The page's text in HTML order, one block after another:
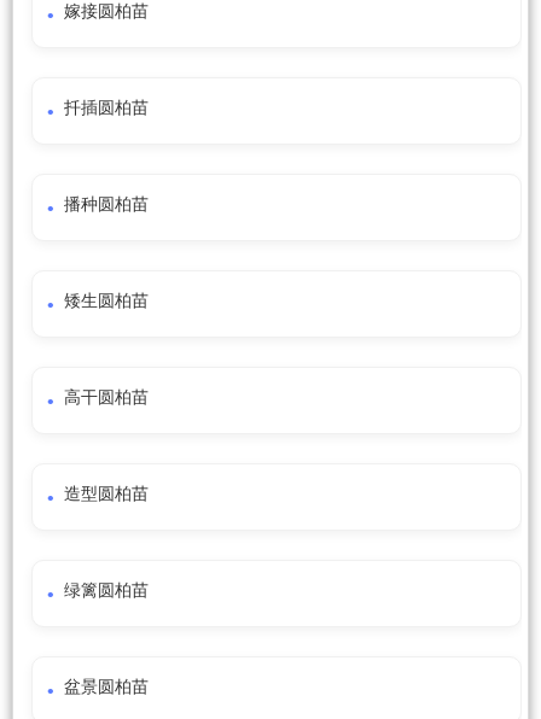
嫁接圆柏苗
扦插圆柏苗
播种圆柏苗
矮生圆柏苗
高干圆柏苗
造型圆柏苗
绿篱圆柏苗
盆景圆柏苗